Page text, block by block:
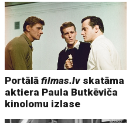
Portālāfilmas.lv skatāma
aktiera Paula Butkēviča
kinolomu izlase